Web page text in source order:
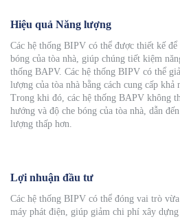
Hiệu quả Năng lượng
Các hệ thống BIPV có thể được thiết kế để
bóng của tòa nhà, giúp chúng tiết kiệm
thống BAPV. Các hệ thống BIPV có thể
lượng của tòa nhà bằng cách cung cấp khả
Trong khi đó, các hệ thống BAPV không
hướng và độ che bóng của tòa nhà, dẫn
lượng thấp hơn.
Lợi nhuận đầu tư
Các hệ thống BIPV có thể đóng vai trò
máy phát điện, giúp giảm chi phí xây